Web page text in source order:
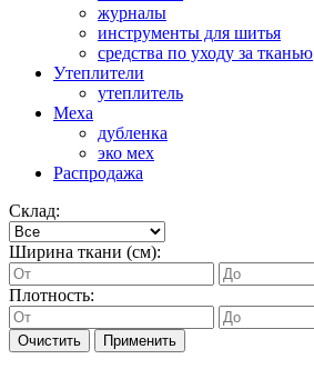
журналы
инструменты для шитья
средства по уходу за тканью
Утеплители
утеплитель
Меха
дубленка
эко мех
Распродажа
Склад:
Ширина ткани (см):
Плотность:
Очистить Применить